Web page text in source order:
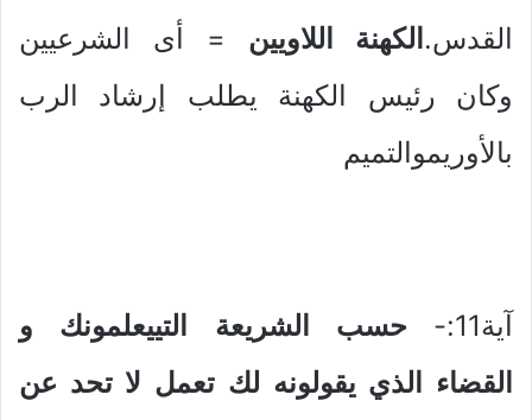
القدس. الكهنة اللاويين = أى الشرعيين
وكان رئيس الكهنة يطلب إرشاد الرب
بالأوريموالتميم
آية11:-
حسب الشريعة التييعلمونك و
القضاء الذي يقولونه لك تعمل لا تحد عن